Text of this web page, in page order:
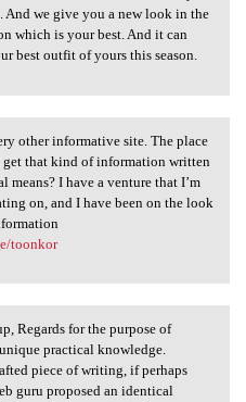
we give you a new look in the
which is your best. And it can
best outfit of yours this season.
other
other informative site. The place
get that kind of information written
means? I have a venture that I’m
on, and I have been on the look
toonkor
up, Regards for
Regards for the purpose of
practical knowledge.
piece of writing, if perhaps
guru proposed an identical